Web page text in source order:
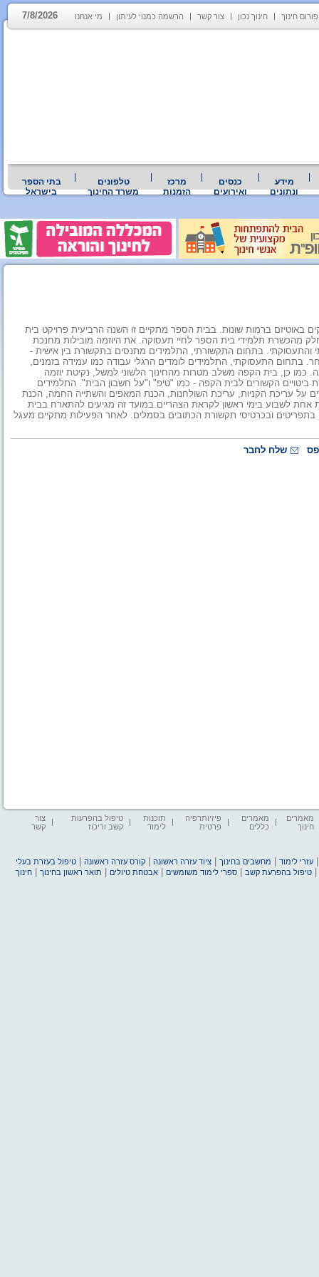
פורום חינוך חינוך נכון צור קשר הרשמה כמנוי לעיתון מי אנחנו 7/8/2026
מידע
ונתונים
כנסים
ואירועים
מרכז
הזמנות
טלפונים
משרד החינוך
בתי הספר
בישראל
באוטיזם ברמות שונות. בבית הספר מתקיים זו השנה הרביעית פרויקט בית
מהכשרת תלמידי בית הספר לחיי תעסוקה. את היוזמה מובילות מחנכת
בתחום התקשורתי, התלמידים מתנסים בתקשורת בין אישית -
בתחום התעסוקתי, התלמידים לומדים הרגלי עבודה כמו עמידה בזמנים,
כמו כן, בית הקפה משלב מטרות מהחינוך הלשוני למשל, נקיטת יוזמה
הקשורים לבית הקפה - כמו "טיפ" ו"על חשבון הבית". התלמידים
על עריכת הקניות, עריכת השולחנות, הכנת המאפים והשתייה החמה, הכנת
אחת לשבוע בימי ראשון לקראת הצהריים.במועד זה מגיעים להתארח בבית
ובכרטיסי תקשורת הכתובים בסמלים. לאחר הפעילות מתקיים מעגל
שלח לחבר
מאמרים
חינוך
מאמרים
כללים
פיזיותרפיה
פרטית
תוכנות
לימוד
טיפול בהפרעות
קשב וריכוז
צור
קשר
עזרי לימוד מחשבים בחינוך |ציוד עזרה ראשונה |קורס עזרה ראשונה |טיפול בעזרת בעלי
|טיפול בהפרעת קשב |ספרי לימוד משומשים |אבטחת טיולים תואר ראשון בחינוך |חינוך